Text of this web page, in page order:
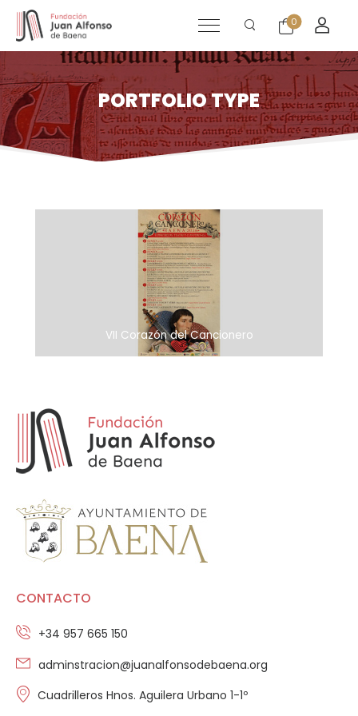
0
PORTFOLIO TYPE
VII Corazón del Cancionero
CONTACTO
+34 957 665 150
adminstracion@juanalfonsodebaena.org
Cuadrilleros Hnos. Aguilera Urbano 1-1º